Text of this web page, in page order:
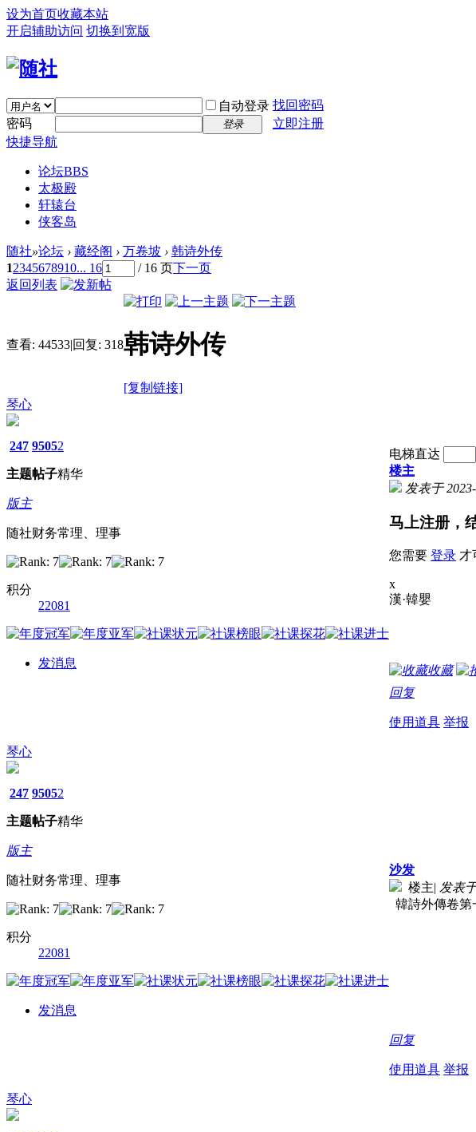
设为首页收藏本站
开启辅助访问 切换到宽版
自动登录 找回密码
密码
登录
立即注册
快捷导航
论坛BBS
太极殿
轩辕台
侠客岛
随社»论坛 › 藏经阁 › 万卷坡 › 韩诗外传
12345678910... 16 / 16 页下一页
返回列表
查看: 44533|回复: 318韩诗外传
[复制链接]
琴心
247
主题
9505
帖子
2
精华
版主
随社财务常理、理事
积分
22081
发消息
电梯直达
楼主
发表于
马上注册，
您需要 登录 才
x
漢·韓嬰
收藏
回复
使用道具 举报
琴心
247
主题
9505
帖子
2
精华
版主
随社财务常理、理事
积分
22081
发消息
沙发
楼主| 发表
韓詩外傳卷第
回复
使用道具 举报
琴心